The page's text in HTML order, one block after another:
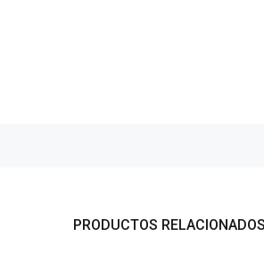
PRODUCTOS RELACIONADOS